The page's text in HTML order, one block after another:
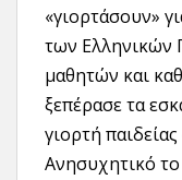
«γιορτάσουν»
των Ελληνικών
μαθητών και
ξεπέρασε τα
γιορτή
Ανησυχητικό